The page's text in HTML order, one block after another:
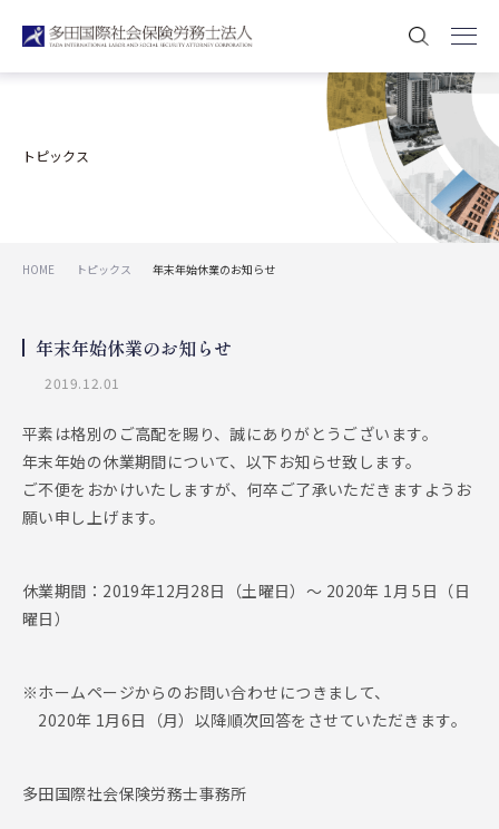
トピックス
HOME トピックス 年末年始休業のお知らせ
年末年始休業のお知らせ
2019.12.01
平素は格別のご高配を賜り、誠にありがとうございます。
年末年始の休業期間について、以下お知らせ致します。
ご不便をおかけいたしますが、何卒ご了承いただきますようお
願い申し上げます。
休業期間：2019年12月28日（土曜日）～ 2020年 1月 5日（日
曜日）
※ホームページからのお問い合わせにつきまして、
2020年 1月6日（月）以降順次回答をさせていただきます。
多田国際社会保険労務士事務所